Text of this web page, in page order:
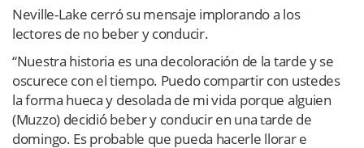
Neville-Lake cerró su mensaje implorando a los
lectores de no beber y conducir.
“Nuestra historia es una decoloración de la tarde y se
oscurece con el tiempo. Puedo compartir con ustedes
la forma hueca y desolada de mi vida porque alguien
(Muzzo) decidió beber y conducir en una tarde de
domingo. Es probable que pueda hacerle llorar e